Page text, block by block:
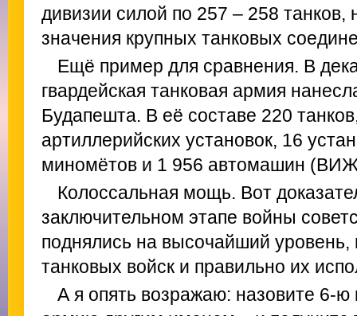
дивизии силой по 257 – 258
значения крупных танковых
Ещё пример для сравнения. В
гвардейская танковая армия
Будапешта. В её составе 220
артиллерийских установок, 16
миномётов и 1 956 автомашин
Колоссальная мощь. Вот
заключительном этапе войны
поднялись на высочайший
танковых войск и правильно их
А я опять возражаю: назовите 6-ю